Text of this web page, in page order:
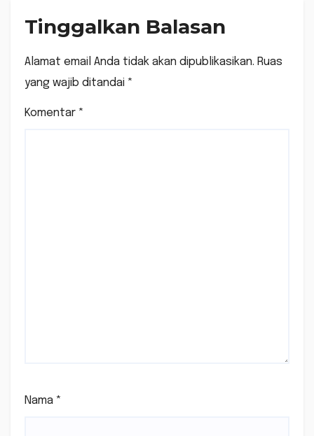
Tinggalkan Balasan
Alamat email Anda tidak akan dipublikasikan. Ruas
yang wajib ditandai *
Komentar *
Nama *